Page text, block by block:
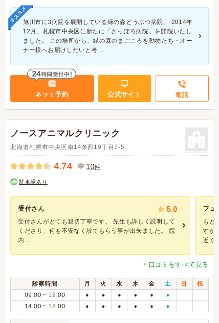
オススメ旭川市に3病院を展開している緑の森どうぶつ病院。 2014年
12月、札幌市中央区に新たに「さっぽろ病院」を開院いたし
ました。 この場所から、緑の森のまごころを動物たち・オー
ナー様へお届けしたいと考...
ネット予約 公式サイト 電話
ノースアニマルクリニック
北海道札幌市中央区南14条西19丁目2-5
4.74 10件
駐車場あり
受付さん 5.0
受付さんがとても親切丁寧です。 先生も詳しく説明して
くださり、何も不安なく診てもらう事が出来ました。 院
内...
フェ
もと
すが
近く
口コミをすべて見る
診察時間 月 火 水 木 金 土 日
祝
09:00 ~ 12:00
● ● ● ● ● ●
14:00 ~ 18:00 ● ● ● ● ● ●